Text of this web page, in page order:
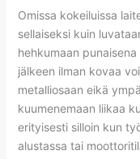
Omissa kokeiluissa
sellaiseksi kuin
hehkumaan
jälkeen ilman kovaa
metalliosaan eikä
kuumenemaan liikaa
erityisesti silloin kun
alustassa tai